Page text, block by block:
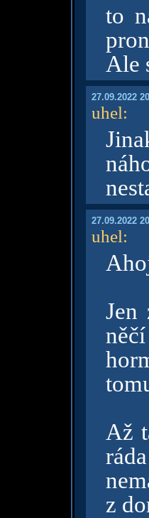
to
Ale
27.09.2022
uhel:
27.09.2022
uhel:
Jen
Až
z